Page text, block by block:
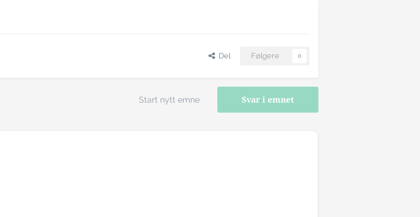
Del Følgere 0
Svar i emnet
Start nytt emne